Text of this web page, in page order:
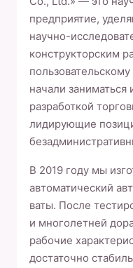
предприятие,
научно-
конструкторским
начали заниматься
разработкой
лидирующие
В 2019 году мы
автоматический
ваты. После
и многолетней
рабочие
достаточно